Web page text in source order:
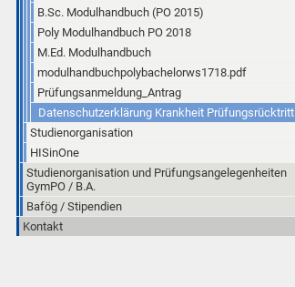
B.Sc. Modulhandbuch (PO 2015)
Poly Modulhandbuch PO 2018
M.Ed. Modulhandbuch
modulhandbuchpolybachelorws1718.pdf
Prüfungsanmeldung_Antrag
Datenschutzerklärung Krankheit Prüfungsrücktritt
Studienorganisation
HISinOne
Studienorganisation und Prüfungsangelegenheiten
GymPO / B.A.
Bafög / Stipendien
Kontakt